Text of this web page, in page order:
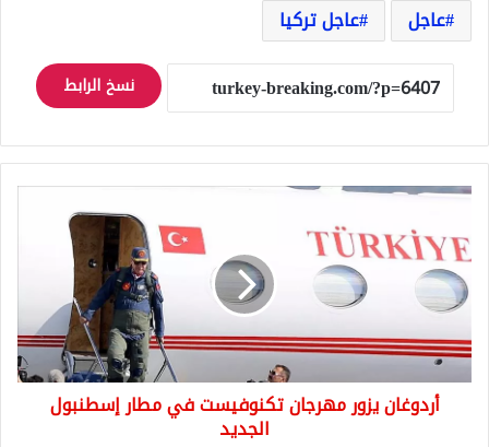
عاجل
عاجل تركيا
نسخ الرابط
أردوغان
مهرجان
تكنوفيست
في
مطار
إسطنبول
الجديد
أردوغان يزور مهرجان تكنوفيست في مطار إسطنبول
الجديد